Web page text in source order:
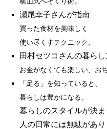
瀬尾幸子さんが指南
買った食材を美味しく
使い尽くすテクニック。
田村セツコさんの暮らし
お金がなくても楽しい、お
「足る」を知っていると、
暮らしは豊かになる。
暮らしのスタイルが決ま
人の日常には無駄があり